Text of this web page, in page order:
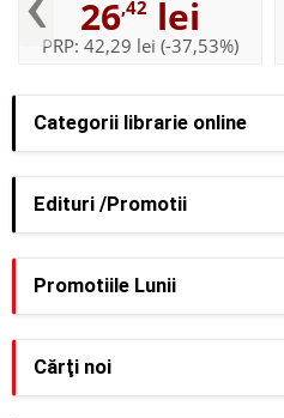
Categorii librarie online
Edituri /Promotii
26,42 lei
PRP: 42,29 lei (-37,53%)
Promotiile Lunii
Cărţi noi